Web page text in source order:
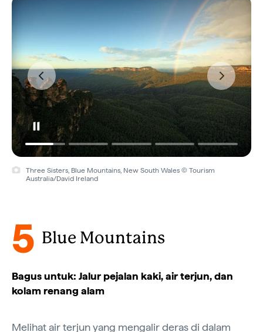
Three Sisters, Blue Mountains, New South Wales © Tourism
Australia/David Ireland
5 Blue Mountains
Bagus untuk: Jalur pejalan kaki, air terjun, dan
kolam renang alam
Melihat air terjun yang mengalir deras di dalam